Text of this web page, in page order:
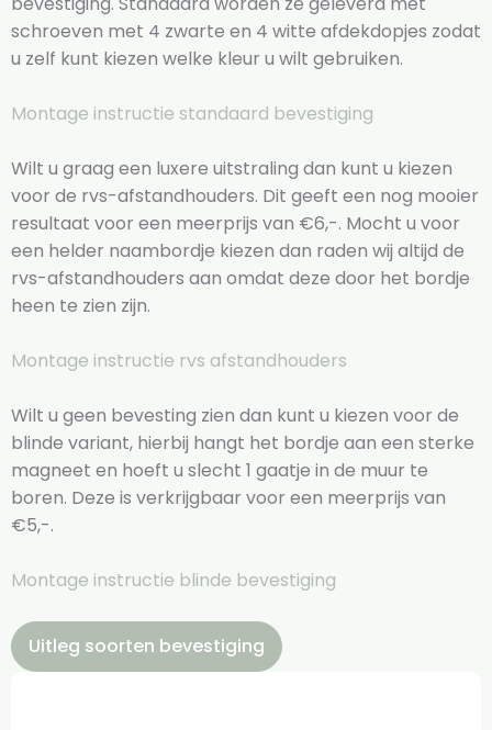
schroeven met 4 zwarte en 4 witte afdekdopjes zodat
u zelf kunt kiezen welke kleur u wilt gebruiken.
Montage instructie standaard bevestiging
Wilt u graag een luxere uitstraling dan kunt u kiezen
voor de rvs-afstandhouders. Dit geeft een nog mooier
resultaat voor een meerprijs van €6,-. Mocht u voor
een helder naambordje kiezen dan raden wij altijd de
rvs-afstandhouders aan omdat deze door het bordje
heen te zien zijn.
Montage instructie rvs afstandhouders
Wilt u geen bevesting zien dan kunt u kiezen voor de
blinde variant, hierbij hangt het bordje aan een sterke
magneet en hoeft u slecht 1 gaatje in de muur te
boren. Deze is verkrijgbaar voor een meerprijs van
€5,-.
Montage instructie blinde bevestiging
Uitleg soorten bevestiging